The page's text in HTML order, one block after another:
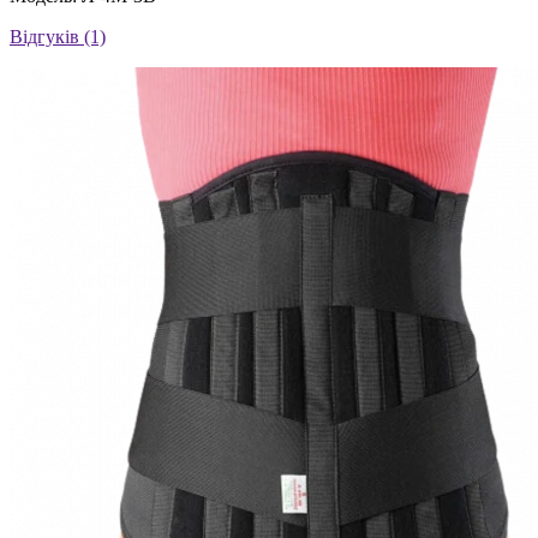
Відгуків (1)